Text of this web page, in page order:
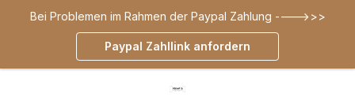
springen
Bei Problemen im Rahmen der Paypal Zahlung ---->>>
Paypal Zahllink anfordern